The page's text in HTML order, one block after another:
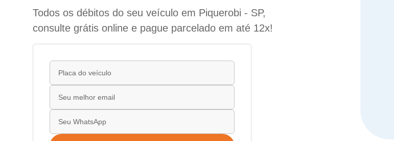
Todos os débitos do seu veículo em Piquerobi - SP,
consulte grátis online e pague parcelado em até 12x!